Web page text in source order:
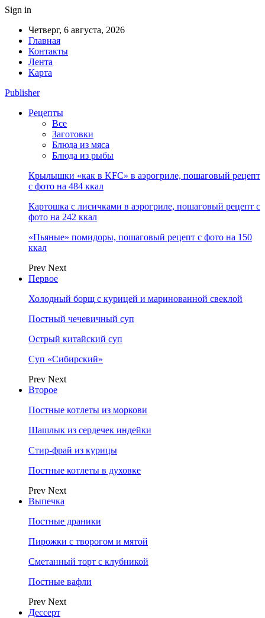
Sign in
Четверг, 6 августа, 2026
Главная
Контакты
Лента
Карта
Publisher
Рецепты
Все
Заготовки
Блюда из мяса
Блюда из рыбы
Крылышки «как в KFC» в аэрогриле, пошаговый рецепт
с фото на 484 ккал
Картошка с лисичками в аэрогриле, пошаговый рецепт с
фото на 242 ккал
«Пьяные» помидоры, пошаговый рецепт с фото на 150
ккал
Prev Next
Первое
Холодный борщ с курицей и маринованной свеклой
Постный чечевичный суп
Острый китайский суп
Суп «Сибирский»
Prev Next
Второе
Постные котлеты из моркови
Шашлык из сердечек индейки
Стир-фрай из курицы
Постные котлеты в духовке
Prev Next
Выпечка
Постные драники
Пирожки с творогом и мятой
Сметанный торт с клубникой
Постные вафли
Prev Next
Дессерт